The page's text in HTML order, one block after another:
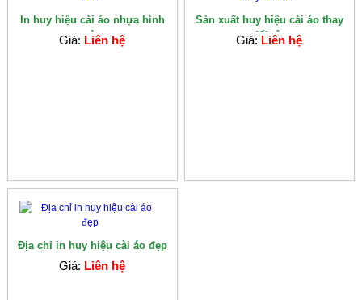
In huy hiệu cài áo nhựa hình
tròn
Giá: Liên hệ
Sản xuất huy hiệu cài áo thay
đổi tên
Giá: Liên hệ
Địa chỉ in huy hiệu cài áo đẹp
Giá: Liên hệ